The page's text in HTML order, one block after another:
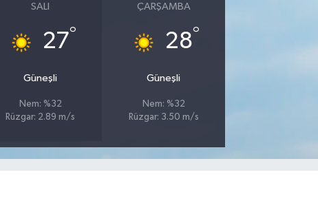
SALI
27°
Güneşli
Nem: %32
Rüzgar: 2.89 m/s
ÇARŞAMBA
28°
Güneşli
Nem: %32
Rüzgar: 3.50 m/s